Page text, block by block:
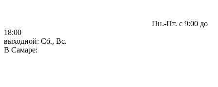
Пн.-Пт. с 9:00 до
18:00
выходной: Сб., Вс.
В Самаре: